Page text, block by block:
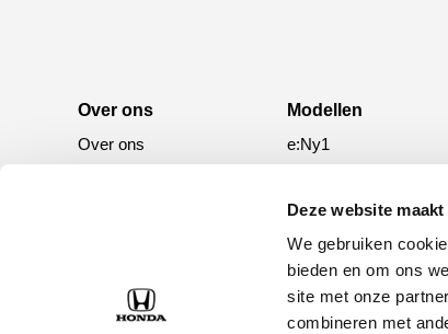
Deze website
We gebruiken
bieden en om ons
site met onze
combineren met
Over ons
Over ons
Modellen
e:Ny1
CR-V e:HEV &
e:PHEV
HR-V e:HEV
Civic e:HEV
Jazz e:HEV